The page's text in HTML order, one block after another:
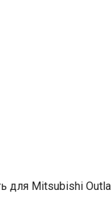
для Mitsubishi